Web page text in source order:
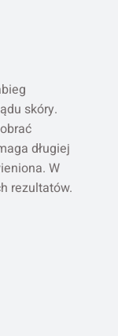
skóry.
długiej
W
rezultatów.